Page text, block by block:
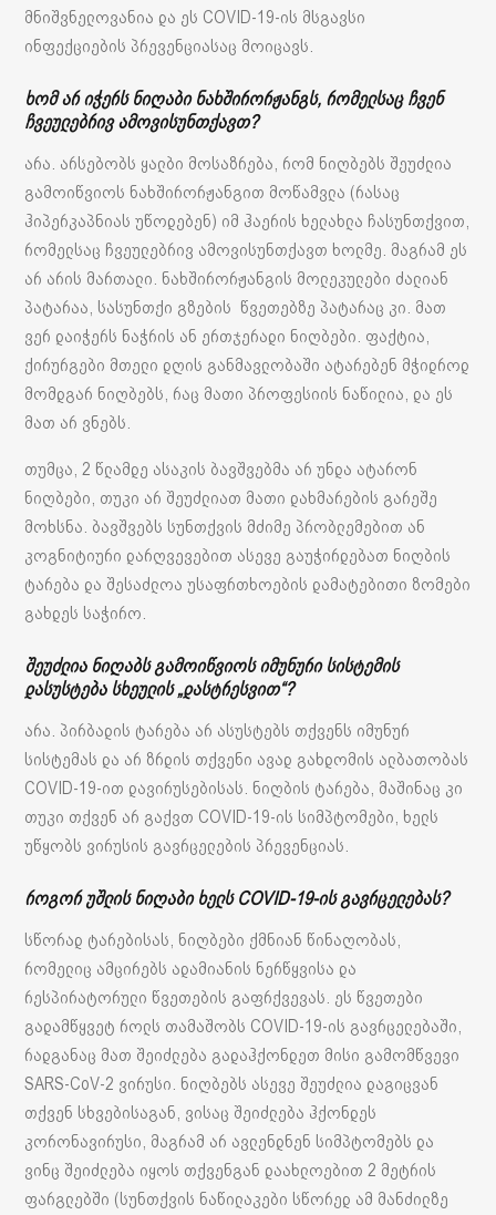
მნიშვნელოვანია და ეს COVID-19-ის მსგავსი
ინფექციების პრევენციასაც მოიცავს.
ხომ არ იჭერს ნიღაბი ნახშირორჟანგს, რომელსაც ჩვენ
ჩვეულებრივ ამოვისუნთქავთ?
არა. არსებობს ყალბი მოსაზრება, რომ ნიღბებს შეუძლია
გამოიწვიოს ნახშირორჟანგით მოწამვლა (რასაც
ჰიპერკაპნიას უწოდებენ) იმ ჰაერის ხელახლა ჩასუნთქვით,
რომელსაც ჩვეულებრივ ამოვისუნთქავთ ხოლმე. მაგრამ ეს
არ არის მართალი. ნახშირორჟანგის მოლეკულები ძალიან
პატარაა, სასუნთქი გზების წვეთებზე პატარაც კი. მათ
ვერ დაიჭერს ნაჭრის ან ერთჯერადი ნიღბები. ფაქტია,
ქირურგები მთელი დღის განმავლობაში ატარებენ მჭიდროდ
მომდგარ ნიღბებს, რაც მათი პროფესიის ნაწილია, და ეს
მათ არ ვნებს.
თუმცა, 2 წლამდე ასაკის ბავშვებმა არ უნდა ატარონ
ნიღბები, თუკი არ შეუძლიათ მათი დახმარების გარეშე
მოხსნა. ბავშვებს სუნთქვის მძიმე პრობლემებით ან
კოგნიტიური დარღვევებით ასევე გაუჭირდებათ ნიღბის
ტარება და შესაძლოა უსაფრთხოების დამატებითი ზომები
გახდეს საჭირო.
შეუძლია ნიღაბს გამოიწვიოს იმუნური სისტემის
დასუსტება სხეულის „დასტრესვით“?
არა. პირბადის ტარება არ ასუსტებს თქვენს იმუნურ
სისტემას და არ ზრდის თქვენი ავად გახდომის ალბათობას
COVID-19-ით დავირუსებისას. ნიღბის ტარება, მაშინაც კი
თუკი თქვენ არ გაქვთ COVID-19-ის სიმპტომები, ხელს
უწყობს ვირუსის გავრცელების პრევენციას.
როგორ უშლის ნიღაბი ხელს COVID-19-ის გავრცელებას?
სწორად ტარებისას, ნიღბები ქმნიან წინაღობას,
რომელიც ამცირებს ადამიანის ნერწყვისა და
რესპირატორული წვეთების გაფრქვევას. ეს წვეთები
გადამწყვეტ როლს თამაშობს COVID-19-ის გავრცელებაში,
რადგანაც მათ შეიძლება გადაჰქონდეთ მისი გამომწვევი
SARS-CoV-2 ვირუსი. ნიღბებს ასევე შეუძლია დაგიცვან
თქვენ სხვებისაგან, ვისაც შეიძლება ჰქონდეს
კორონავირუსი, მაგრამ არ ავლენდნენ სიმპტომებს და
ვინც შეიძლება იყოს თქვენგან დაახლოებით 2 მეტრის
ფარგლებში (სუნთქვის ნაწილაკები სწორედ ამ მანძილზე